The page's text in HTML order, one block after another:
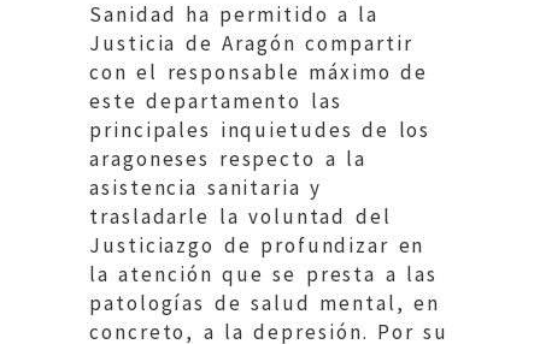
Sanidad ha permitido a la
Justicia de Aragón compartir
con el responsable máximo de
este departamento las
principales inquietudes de los
aragoneses respecto a la
asistencia sanitaria y
trasladarle la voluntad del
Justiciazgo de profundizar en
la atención que se presta a las
patologías de salud mental, en
concreto, a la depresión. Por su